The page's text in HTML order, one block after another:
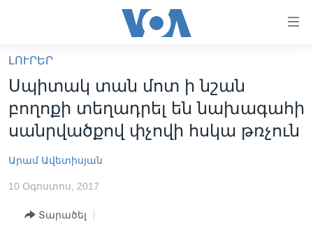
հիմնական
բովանդակությանը
անցնել
հիմնական
բովանդակությանը
բովանդակություն
ԼՈՒՐԵՐ
ՍՓՅՈՒՌՔ
ՈՒԿՐԱԻՆԱԿԱՆ ՊԱՏԵՐԱԶՄ
ԼՈՒՐԵՐ
Սպիտակ տան մոտ ի նշան
բողոքի տեղադրել են նախագահի
սանրվածքով փչովի հսկա թռչուն
Արամ Ավետիսյան
10 Օգոստոս, 2017
Տարածել